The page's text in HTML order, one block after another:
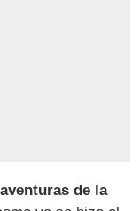
de la